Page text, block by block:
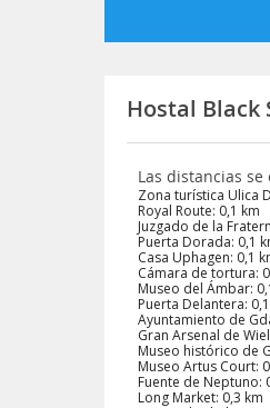
Hostal Black
Las distancias
Zona turística Ulica
Royal Route: 0,1 km
Juzgado de la
Puerta Dorada: 0,1
Casa Uphagen: 0,1
Cámara de tortura:
Museo del Ámbar:
Puerta Delantera:
Ayuntamiento de
Gran Arsenal de
Museo histórico de
Museo Artus Court:
Fuente de Neptuno:
Long Market: 0,3 km